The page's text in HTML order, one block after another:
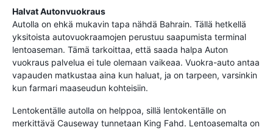
Halvat Autonvuokraus
Autolla on ehkä mukavin tapa nähdä Bahrain. Tällä hetkellä
yksitoista autovuokraamojen perustuu saapumista terminal
lentoaseman. Tämä tarkoittaa, että saada halpa Auton
vuokraus palvelua ei tule olemaan vaikeaa. Vuokra-auto antaa
vapauden matkustaa aina kun haluat, ja on tarpeen, varsinkin
kun farmari maaseudun kohteisiin.
Lentokentälle autolla on helppoa, sillä lentokentälle on
merkittävä Causeway tunnetaan King Fahd. Lentoasemalta on